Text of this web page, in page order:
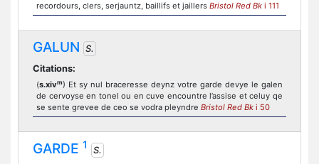
recordours, clers, serjauntz, baillifs et jaillers Bristol Red Bk i 111
GALUN S.
Citations:
(s.xivm) Et sy nul braceresse deynz votre garde devye le galen
de cervoyse en tonel ou en cuve encountre l’assise et celuy qe
se sente grevee de ceo se vodra pleyndre Bristol Red Bk i 50
GARDE 1
S.